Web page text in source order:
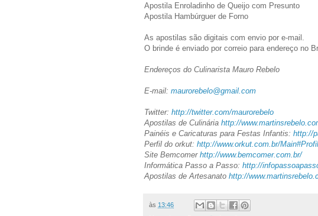
Apostila Enroladinho de Queijo com Presunto
Apostila Hambúrguer de Forno
As apostilas são digitais com envio por e-mail.
O brinde é enviado por correio para endereço no
Endereços do Culinarista Mauro Rebelo
E-mail: maurorebelo@gmail.com
Twitter: http://twitter.com/maurorebelo
Apostilas de Culinária http://
Painéis e Caricaturas para Festas Infantis: http://
Perfil do orkut: http://www.orkut.com.br/
Site Bemcomer http://www.bemcomer.com.br/
Informática Passo a Passo: http://
Apostilas de Artesanato http://
às 13:46